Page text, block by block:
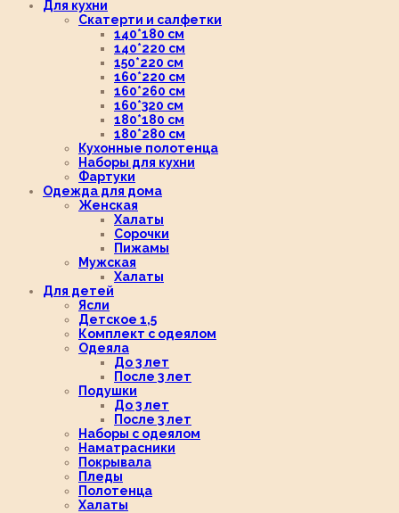
Для кухни
Скатерти и салфетки
140*180 см
140*220 см
150*220 см
160*220 см
160*260 см
160*320 см
180*180 см
180*280 см
Кухонные полотенца
Наборы для кухни
Фартуки
Одежда для дома
Женская
Халаты
Сорочки
Пижамы
Мужская
Халаты
Для детей
Ясли
Детское 1,5
Комплект с одеялом
Одеяла
До 3 лет
После 3 лет
Подушки
До 3 лет
После 3 лет
Наборы с одеялом
Наматрасники
Покрывала
Пледы
Полотенца
Халаты